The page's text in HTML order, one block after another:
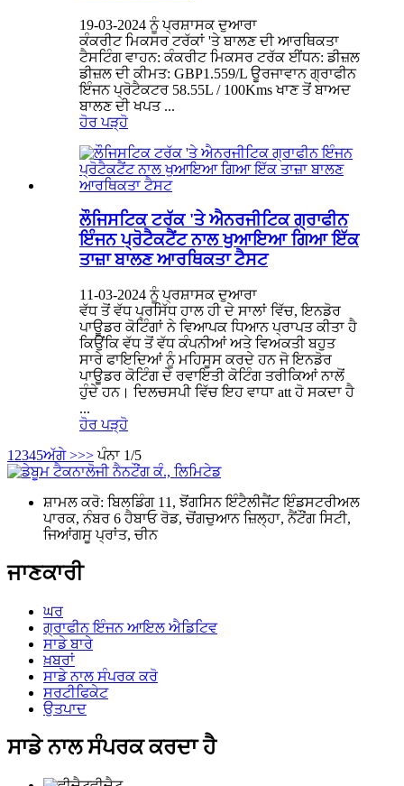
19-03-2024 ਨੂੰ ਪ੍ਰਸ਼ਾਸਕ ਦੁਆਰਾ
ਕੰਕਰੀਟ ਮਿਕਸਰ ਟਰੱਕਾਂ 'ਤੇ ਬਾਲਣ ਦੀ ਆਰਥਿਕਤਾ
ਟੈਸਟਿੰਗ ਵਾਹਨ: ਕੰਕਰੀਟ ਮਿਕਸਰ ਟਰੱਕ ਈਂਧਨ: ਡੀਜ਼ਲ
ਡੀਜ਼ਲ ਦੀ ਕੀਮਤ: GBP1.559/L ਊਰਜਾਵਾਨ ਗ੍ਰਾਫੀਨ
ਇੰਜਨ ਪ੍ਰੋਟੈਕਟਰ 58.55L / 100Kms ਖਾਣ ਤੋਂ ਬਾਅਦ
ਬਾਲਣ ਦੀ ਖਪਤ ...
ਹੋਰ ਪੜ੍ਹੋ
ਲੌਜਿਸਟਿਕ ਟਰੱਕ 'ਤੇ ਐਨਰਜੀਟਿਕ ਗ੍ਰਾਫੀਨ
ਇੰਜਨ ਪ੍ਰੋਟੈਕਟੈਂਟ ਨਾਲ ਖੁਆਇਆ ਗਿਆ ਇੱਕ
ਤਾਜ਼ਾ ਬਾਲਣ ਆਰਥਿਕਤਾ ਟੈਸਟ
11-03-2024 ਨੂੰ ਪ੍ਰਸ਼ਾਸਕ ਦੁਆਰਾ
ਵੱਧ ਤੋਂ ਵੱਧ ਪ੍ਰਸਿੱਧ ਹਾਲ ਹੀ ਦੇ ਸਾਲਾਂ ਵਿੱਚ, ਇਨਡੋਰ
ਪਾਊਡਰ ਕੋਟਿੰਗਾਂ ਨੇ ਵਿਆਪਕ ਧਿਆਨ ਪ੍ਰਾਪਤ ਕੀਤਾ ਹੈ
ਕਿਉਂਕਿ ਵੱਧ ਤੋਂ ਵੱਧ ਕੰਪਨੀਆਂ ਅਤੇ ਵਿਅਕਤੀ ਬਹੁਤ
ਸਾਰੇ ਫਾਇਦਿਆਂ ਨੂੰ ਮਹਿਸੂਸ ਕਰਦੇ ਹਨ ਜੋ ਇਨਡੋਰ
ਪਾਊਡਰ ਕੋਟਿੰਗ ਦੇ ਰਵਾਇਤੀ ਕੋਟਿੰਗ ਤਰੀਕਿਆਂ ਨਾਲੋਂ
ਹੁੰਦੇ ਹਨ। ਦਿਲਚਸਪੀ ਵਿੱਚ ਇਹ ਵਾਧਾ att ਹੋ ਸਕਦਾ ਹੈ
...
ਹੋਰ ਪੜ੍ਹੋ
1 2345ਅੱਗੇ >>> ਪੰਨਾ 1/5
ਸ਼ਾਮਲ ਕਰੋ: ਬਿਲਡਿੰਗ 11, ਝੋਂਗਸਿਨ ਇੰਟੈਲੀਜੈਂਟ ਇੰਡਸਟਰੀਅਲ
ਪਾਰਕ, ​​ਨੰਬਰ 6 ਹੈਬਾਓ ਰੋਡ, ਚੋਂਗਚੁਆਨ ਜ਼ਿਲ੍ਹਾ, ਨੈਂਟੌਂਗ ਸਿਟੀ,
ਜਿਆਂਗਸੂ ਪ੍ਰਾਂਤ, ਚੀਨ
ਜਾਣਕਾਰੀ
ਘਰ
ਗ੍ਰਾਫੀਨ ਇੰਜਨ ਆਇਲ ਐਡਿਟਿਵ
ਸਾਡੇ ਬਾਰੇ
ਖ਼ਬਰਾਂ
ਸਾਡੇ ਨਾਲ ਸੰਪਰਕ ਕਰੋ
ਸਰਟੀਫਿਕੇਟ
ਉਤਪਾਦ
ਸਾਡੇ ਨਾਲ ਸੰਪਰਕ ਕਰਦਾ ਹੈ